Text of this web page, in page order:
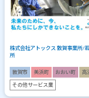
株式会社アトックス 敦賀事業所/
所
敦賀市 美浜町 おおい町 高
その他サービス業